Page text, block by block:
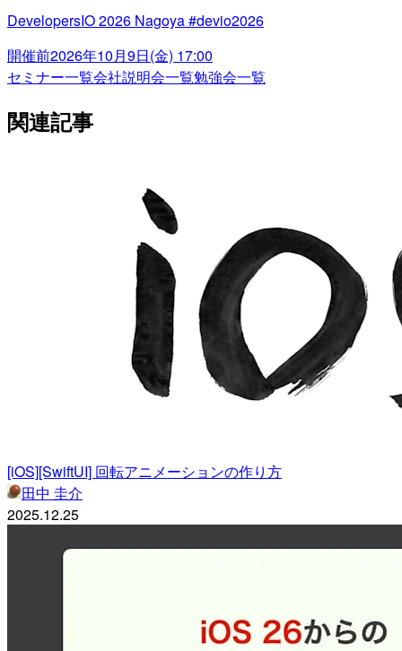
DevelopersIO 2026 Nagoya #devio2026
開催前2026年10月9日(金) 17:00
セミナー一覧会社説明会一覧勉強会一覧
関連記事
[iOS][SwiftUI] 回転アニメーションの作り方
田中 圭介
2025.12.25